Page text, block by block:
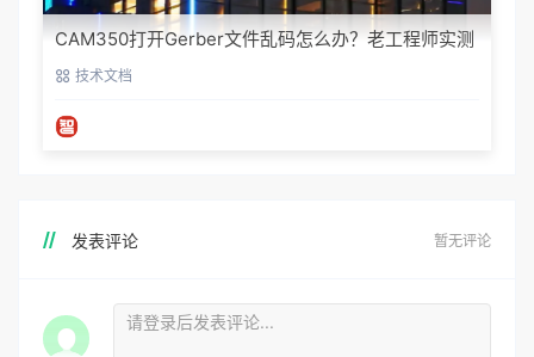
CAM350打开Gerber文件乱码怎么办？老工程师实测
避坑指南
技术文档
发表评论 暂无评论